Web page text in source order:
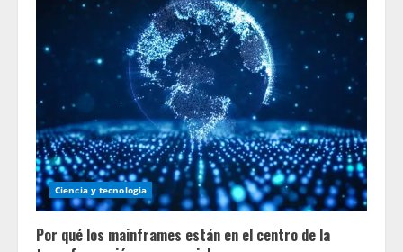
Ciencia y tecnologia
Por qué los mainframes están en el centro de la